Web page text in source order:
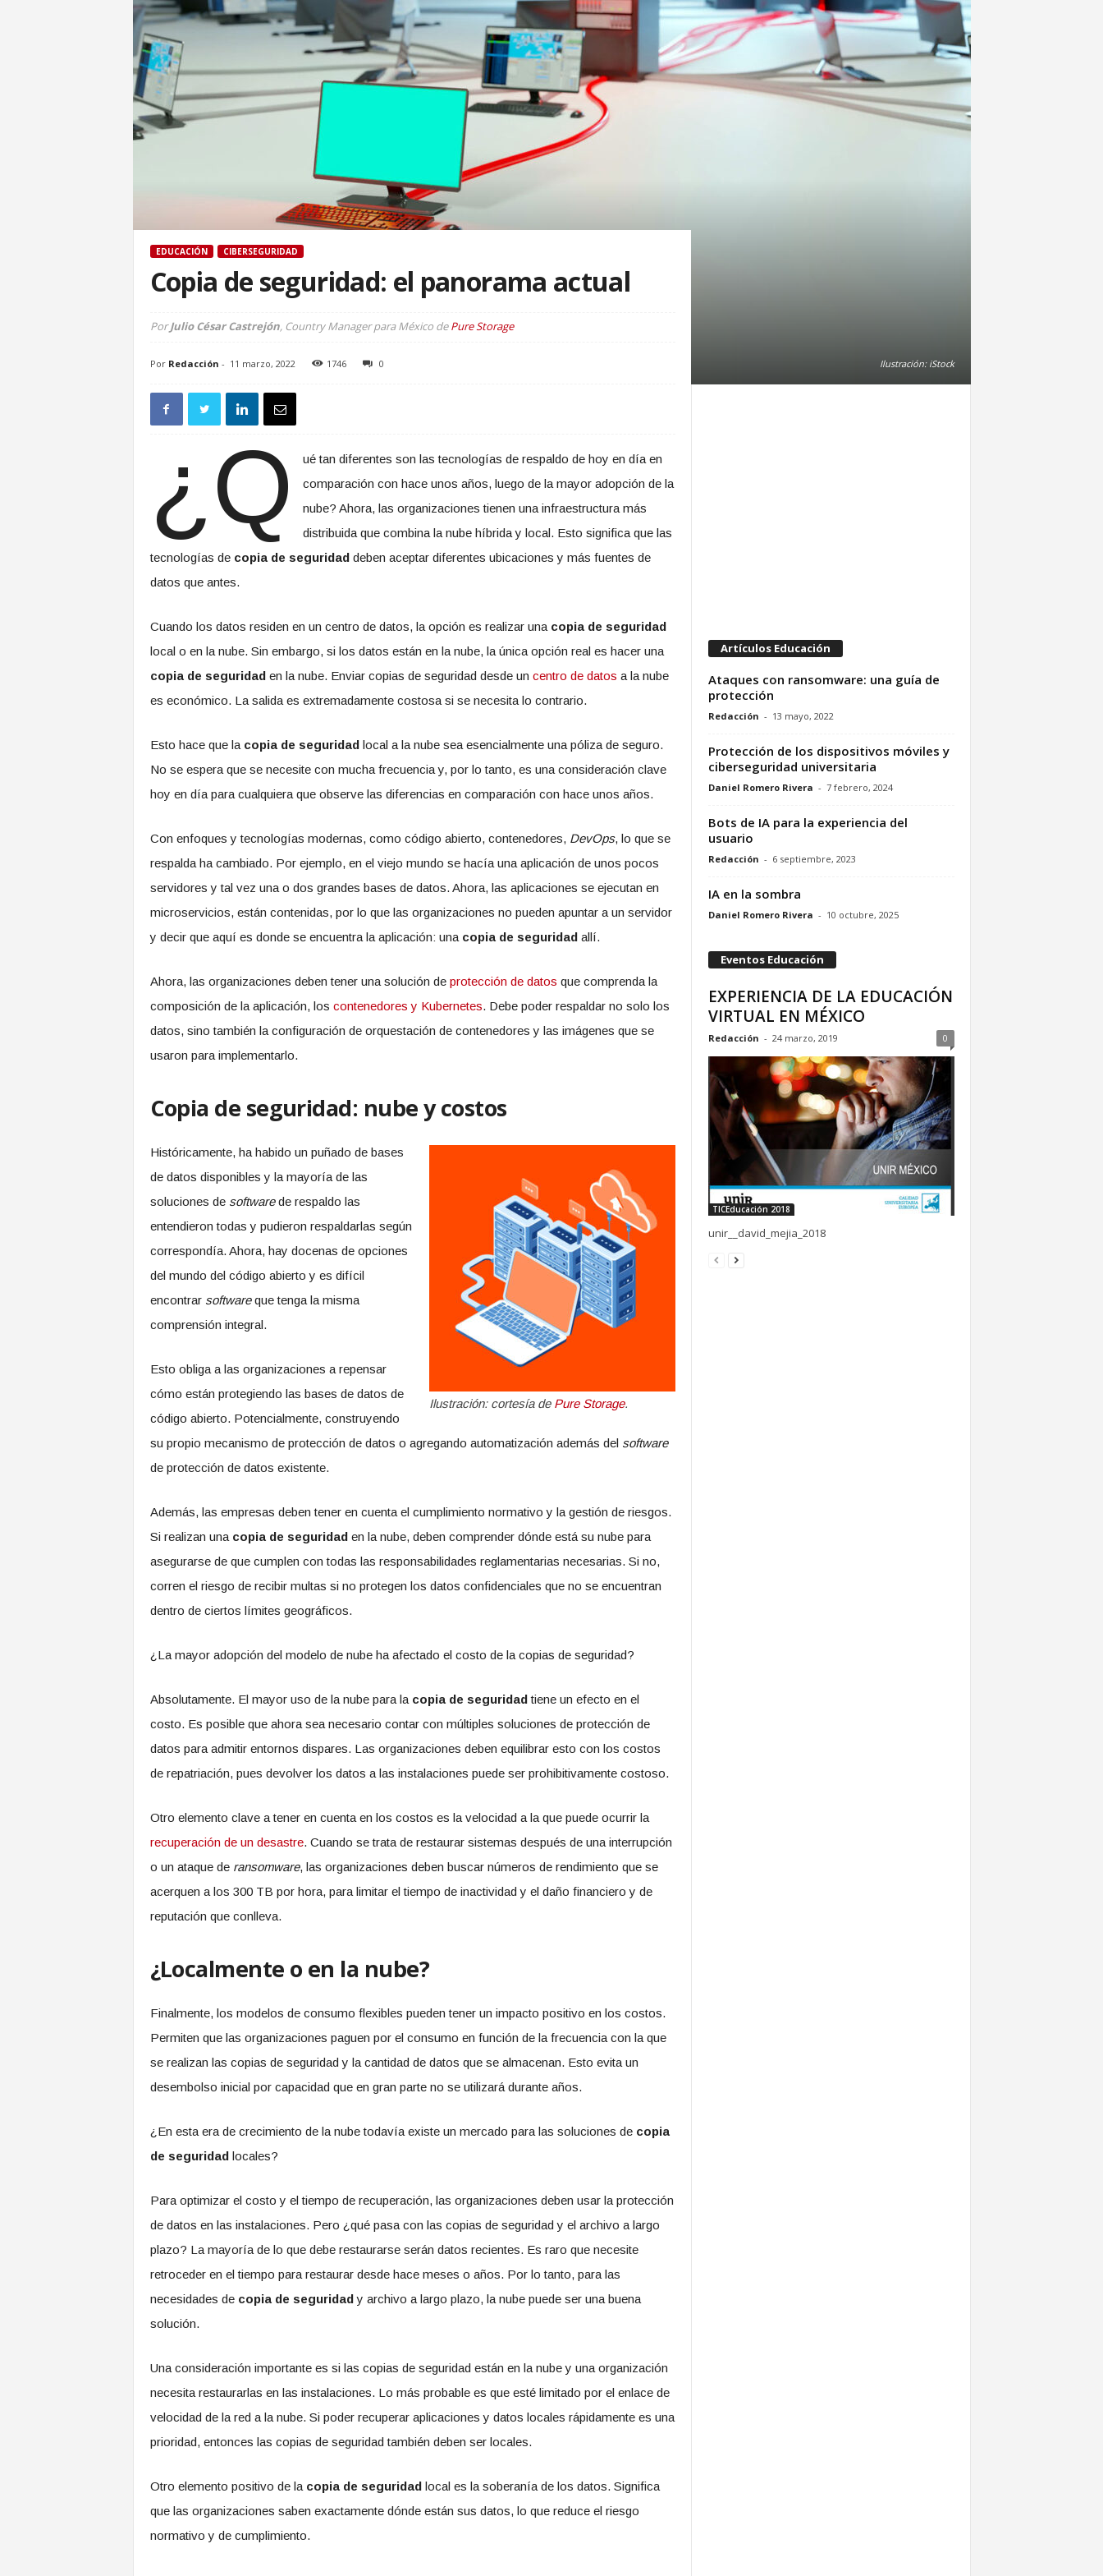
Ilustración: iStock
EDUCACIÓN CIBERSEGURIDAD
Copia de seguridad: el panorama actual
PorJulio César Castrejón, Country Manager para México dePure Storage
Por Redacción - 11 marzo, 2022 1746 0
¿Q
ué tan diferentes son las tecnologías de respaldo de hoy en día en
comparación con hace unos años, luego de la mayor adopción de la
nube? Ahora, las organizaciones tienen una infraestructura más
distribuida que combina la nube híbrida y local. Esto significa que las
tecnologías de copia de seguridaddeben aceptar diferentes ubicaciones y más fuentes de
datos que antes.
Cuando los datos residen en un centro de datos, la opción es realizar una copia de seguridad
local o en la nube. Sin embargo, si los datos están en la nube, la única opción real es hacer una
copia de seguridaden la nube. Enviar copias de seguridad desde un centro de datos a la nube
es económico. La salida es extremadamente costosa si se necesita lo contrario.
Esto hace que la copia de seguridadlocal a la nube sea esencialmente una póliza de seguro.
No se espera que se necesite con mucha frecuencia y, por lo tanto, es una consideración clave
hoy en día para cualquiera que observe las diferencias en comparación con hace unos años.
Con enfoques y tecnologías modernas, como código abierto, contenedores, DevOps, lo que se
respalda ha cambiado. Por ejemplo, en el viejo mundo se hacía una aplicación de unos pocos
servidores y tal vez una o dos grandes bases de datos. Ahora, las aplicaciones se ejecutan en
microservicios, están contenidas, por lo que las organizaciones no pueden apuntar a un servidor
y decir que aquí es donde se encuentra la aplicación: una copia de seguridadallí.
Ahora, las organizaciones deben tener una solución de protección de datos que comprenda la
composición de la aplicación, los contenedores y Kubernetes. Debe poder respaldar no solo los
datos, sino también la configuración de orquestación de contenedores y las imágenes que se
usaron para implementarlo.
Copia de seguridad: nube y costos
Ilustración: cortesía de Pure Storage.
Históricamente, ha habido un puñado de bases
de datos disponibles y la mayoría de las
soluciones de softwarede respaldo las
entendieron todas y pudieron respaldarlas según
correspondía. Ahora, hay docenas de opciones
del mundo del código abierto y es difícil
encontrar softwareque tenga la misma
comprensión integral.
Esto obliga a las organizaciones a repensar
cómo están protegiendo las bases de datos de
código abierto. Potencialmente, construyendo
su propio mecanismo de protección de datos o agregando automatización además del software
de protección de datos existente.
Además, las empresas deben tener en cuenta el cumplimiento normativo y la gestión de riesgos.
Si realizan una copia de seguridaden la nube, deben comprender dónde está su nube para
asegurarse de que cumplen con todas las responsabilidades reglamentarias necesarias. Si no,
corren el riesgo de recibir multas si no protegen los datos confidenciales que no se encuentran
dentro de ciertos límites geográficos.
¿La mayor adopción del modelo de nube ha afectado el costo de la copias de seguridad?
Absolutamente. El mayor uso de la nube para la copia de seguridadtiene un efecto en el
costo. Es posible que ahora sea necesario contar con múltiples soluciones de protección de
datos para admitir entornos dispares. Las organizaciones deben equilibrar esto con los costos
de repatriación, pues devolver los datos a las instalaciones puede ser prohibitivamente costoso.
Otro elemento clave a tener en cuenta en los costos es la velocidad a la que puede ocurrir la
recuperación de un desastre. Cuando se trata de restaurar sistemas después de una interrupción
o un ataque de ransomware, las organizaciones deben buscar números de rendimiento que se
acerquen a los 300 TB por hora, para limitar el tiempo de inactividad y el daño financiero y de
reputación que conlleva.
¿Localmente o en la nube?
Finalmente, los modelos de consumo flexibles pueden tener un impacto positivo en los costos.
Permiten que las organizaciones paguen por el consumo en función de la frecuencia con la que
se realizan las copias de seguridad y la cantidad de datos que se almacenan. Esto evita un
desembolso inicial por capacidad que en gran parte no se utilizará durante años.
¿En esta era de crecimiento de la nube todavía existe un mercado para las soluciones de copia
de seguridadlocales?
Para optimizar el costo y el tiempo de recuperación, las organizaciones deben usar la protección
de datos en las instalaciones. Pero ¿qué pasa con las copias de seguridad y el archivo a largo
plazo? La mayoría de lo que debe restaurarse serán datos recientes. Es raro que necesite
retroceder en el tiempo para restaurar desde hace meses o años. Por lo tanto, para las
necesidades de copia de seguridady archivo a largo plazo, la nube puede ser una buena
solución.
Una consideración importante es si las copias de seguridad están en la nube y una organización
necesita restaurarlas en las instalaciones. Lo más probable es que esté limitado por el enlace de
velocidad de la red a la nube. Si poder recuperar aplicaciones y datos locales rápidamente es una
prioridad, entonces las copias de seguridad también deben ser locales.
Otro elemento positivo de la copia de seguridadlocal es la soberanía de los datos. Significa
que las organizaciones saben exactamente dónde están sus datos, lo que reduce el riesgo
normativo y de cumplimiento.
Artículos Educación
Ataques con ransomware: una guía de
protección
Redacción - 13 mayo, 2022
Protección de los dispositivos móviles y
ciberseguridad universitaria
Daniel Romero Rivera - 7 febrero, 2024
Bots de IA para la experiencia del
usuario
Redacción - 6 septiembre, 2023
IA en la sombra
Daniel Romero Rivera - 10 octubre, 2025
Eventos Educación
EXPERIENCIA DE LA EDUCACIÓN
VIRTUAL EN MÉXICO
Redacción - 24 marzo, 2019 0
TICEducación 2018
unir__david_mejia_2018